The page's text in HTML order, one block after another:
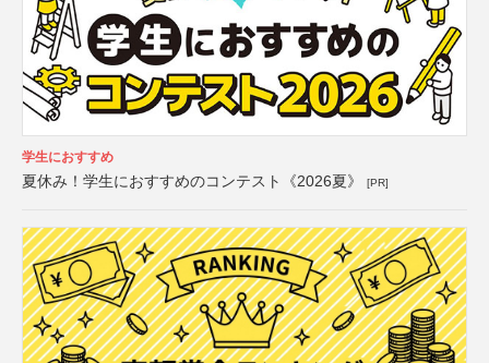
学生におすすめ
夏休み！学生におすすめのコンテスト《2026夏》 [PR]